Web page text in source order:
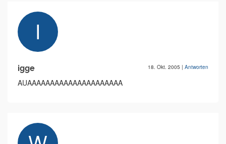
igge 18. Okt. 2005 | Antworten
AUAAAAAAAAAAAAAAAAAAAAA